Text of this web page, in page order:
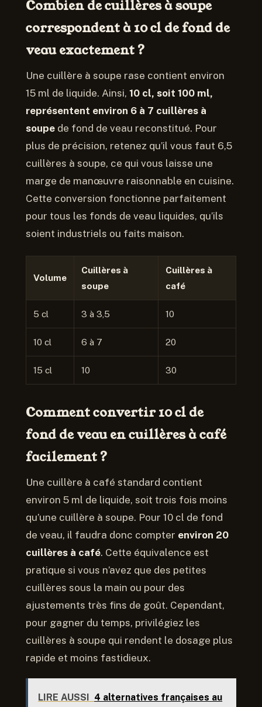
Combien de cuillères à soupe
correspondent à 10 cl de fond de
veau exactement ?
Une cuillère à soupe rase contient environ
15 ml de liquide. Ainsi, 10 cl, soit 100 ml,
représentent environ 6 à 7 cuillères à
soupe de fond de veau reconstitué. Pour
plus de précision, retenez qu’il vous faut 6,5
cuillères à soupe, ce qui vous laisse une
marge de manœuvre raisonnable en cuisine.
Cette conversion fonctionne parfaitement
pour tous les fonds de veau liquides, qu’ils
soient industriels ou faits maison.
Volume
Cuillères à
soupe
Cuillères à
café
5 cl 3 à 3,5 10
10 cl 6 à 7 20
15 cl 10 30
Comment convertir 10 cl de
fond de veau en cuillères à café
facilement ?
Une cuillère à café standard contient
environ 5 ml de liquide, soit trois fois moins
qu’une cuillère à soupe. Pour 10 cl de fond
de veau, il faudra donc compter environ 20
cuillères à café. Cette équivalence est
pratique si vous n’avez que des petites
cuillères sous la main ou pour des
ajustements très fins de goût. Cependant,
pour gagner du temps, privilégiez les
cuillères à soupe qui rendent le dosage plus
rapide et moins fastidieux.
LIRE AUSSI 4 alternatives françaises au